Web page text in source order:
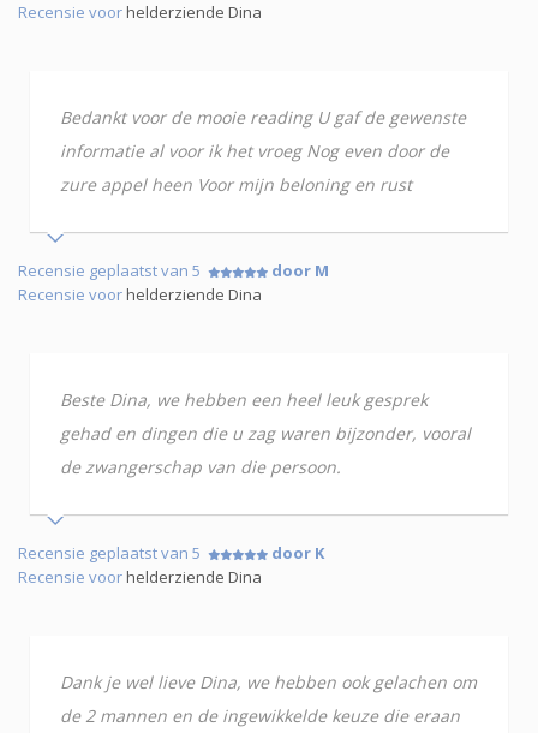
Recensie voorhelderziende Dina
Bedankt voor de mooie reading U gaf de gewenste
informatie al voor ik het vroeg Nog even door de
zure appel heen Voor mijn beloning en rust
Recensie geplaatst van 5
door M
Recensie voorhelderziende Dina
Beste Dina, we hebben een heel leuk gesprek
gehad en dingen die u zag waren bijzonder, vooral
de zwangerschap van die persoon.
Recensie geplaatst van 5
door K
Recensie voorhelderziende Dina
Dank je wel lieve Dina, we hebben ook gelachen om
de 2 mannen en de ingewikkelde keuze die eraan